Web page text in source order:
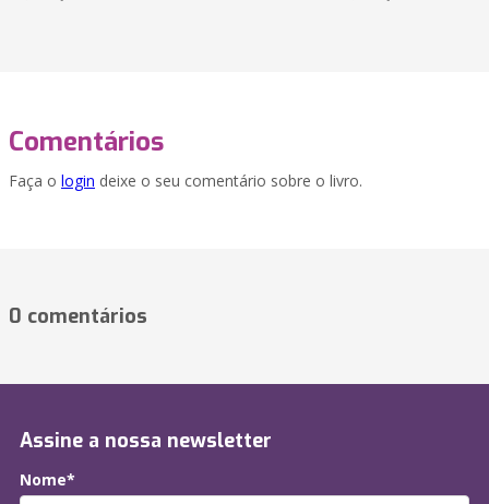
Comentários
Faça o login deixe o seu comentário sobre o livro.
0 comentários
Assine a nossa newsletter
Nome*